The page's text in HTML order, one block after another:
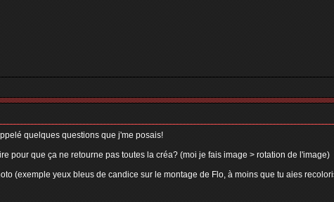
quelques questions que j'me posais!
pour que ça ne retourne pas toutes la créa? (moi je fais image > rotation de l'image)
(exemple yeux bleus de candice sur le montage de Flo, à moins que tu aies